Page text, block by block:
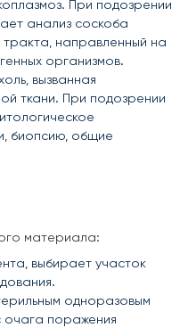
При подозрении
анализ соскоба
тракта, направленный на
организмов.
вызванная
ткани. При подозрении
биопсию, общие
материала:
выбирает участок
одноразовым
очага поражения